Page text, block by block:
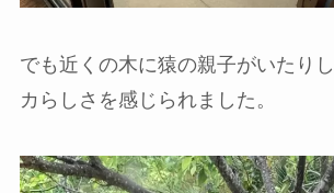
でも近くの木に猿の親子がいたり
カらしさを感じられました。